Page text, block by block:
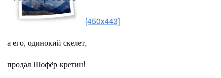
[450x443]
а его, одинокий скелет,
продал Шофёр-кретин!